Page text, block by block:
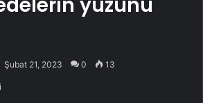
yüzünü
Şubat 21, 2023 0 13